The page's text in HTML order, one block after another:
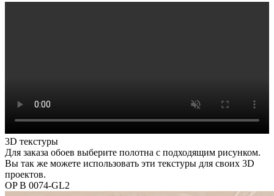
3D текстуры
Для заказа обоев выберите полотна с подходящим рисунком.
Вы так же можете использовать эти текстуры для своих 3D
проектов.
OP B 0074-GL2